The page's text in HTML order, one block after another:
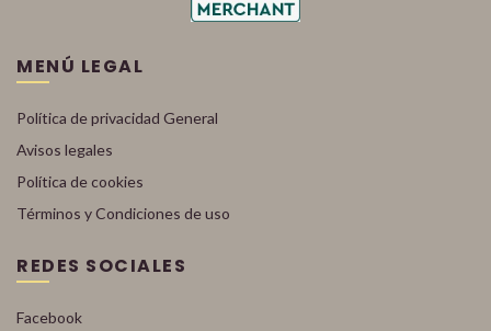
MENÚ LEGAL
Política de privacidad General
Avisos legales
Política de cookies
Términos y Condiciones de uso
REDES SOCIALES
Facebook